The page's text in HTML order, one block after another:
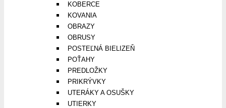
KOBERCE
KOVANIA
OBRAZY
OBRUSY
POSTEĽNÁ BIELIZEŇ
POŤAHY
PREDLOŽKY
PRIKRÝVKY
UTERÁKY A OSUŠKY
UTIERKY